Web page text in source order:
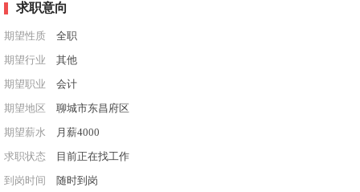
求职意向
期望性质
全职
期望行业
其他
期望职业
会计
期望地区
聊城市东昌府区
期望薪水
月薪4000
求职状态
目前正在找工作
到岗时间
随时到岗